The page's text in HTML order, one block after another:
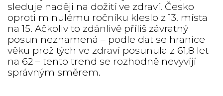
sleduje naději na dožití ve zdraví. Česko
oproti minulému ročníku kleslo z 13. místa
na 15. Ačkoliv to zdánlivě příliš závratný
posun neznamená – podle dat se hranice
věku prožitých ve zdraví posunula z 61,8 let
na 62 – tento trend se rozhodně nevyvíjí
správným směrem.